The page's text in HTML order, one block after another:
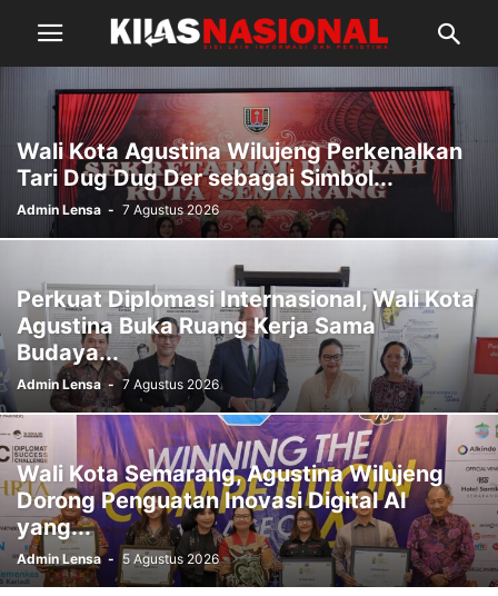
Wali Kota Agustina Wilujeng Perkenalkan
Tari Dug Dug Der sebagai Simbol...
Admin Lensa - 7 Agustus 2026
Perkuat Diplomasi Internasional, Wali Kota
Agustina Buka Ruang Kerja Sama
Budaya...
Admin Lensa - 7 Agustus 2026
Wali Kota Semarang, Agustina Wilujeng
Dorong Penguatan Inovasi Digital AI
yang...
Admin Lensa - 5 Agustus 2026